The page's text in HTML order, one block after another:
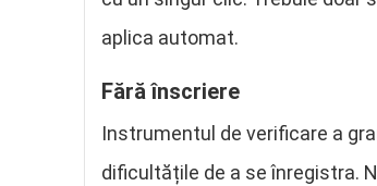
aplica automat.
Fără înscriere
Instrumentul de verificare a
dificultățile de a se înregistra.